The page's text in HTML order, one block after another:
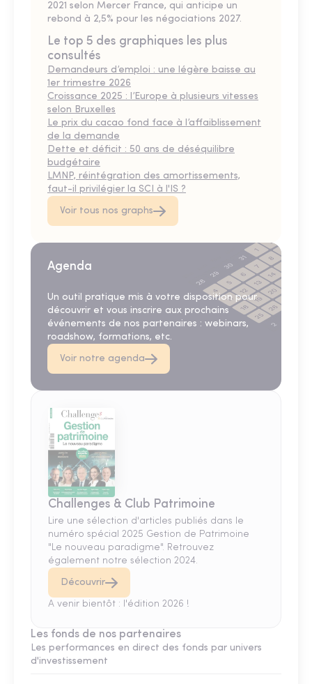
2021 selon Mercer France, qui anticipe un
rebond à 2,5% pour les négociations 2027.
Le top 5 des graphiques les plus
consultés
Demandeurs d’emploi : une légère baisse au
1er trimestre 2026
Croissance 2025 : l’Europe à plusieurs vitesses
selon Bruxelles
Le prix du cacao fond face à l’affaiblissement
de la demande
Dette et déficit : 50 ans de déséquilibre
budgétaire
LMNP, réintégration des amortissements,
faut-il privilégier la SCI à l'IS ?
Voir tous nos graphs
Agenda
Un outil pratique mis à votre disposition pour
découvrir et vous inscrire aux prochains
événements de nos partenaires : webinars,
roadshow, formations, etc.
Voir notre agenda
Challenges & Club Patrimoine
Lire une sélection d'articles publiés dans le
numéro spécial 2025 Gestion de Patrimoine
"Le nouveau paradigme". Retrouvez
également notre sélection 2024.
Découvrir
A venir bientôt : l'édition 2026 !
Les fonds de nos partenaires
Les performances en direct des fonds par univers
d'investissement